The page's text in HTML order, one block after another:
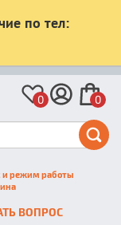
по тел:
0 0
и режим работы
ВОПРОС